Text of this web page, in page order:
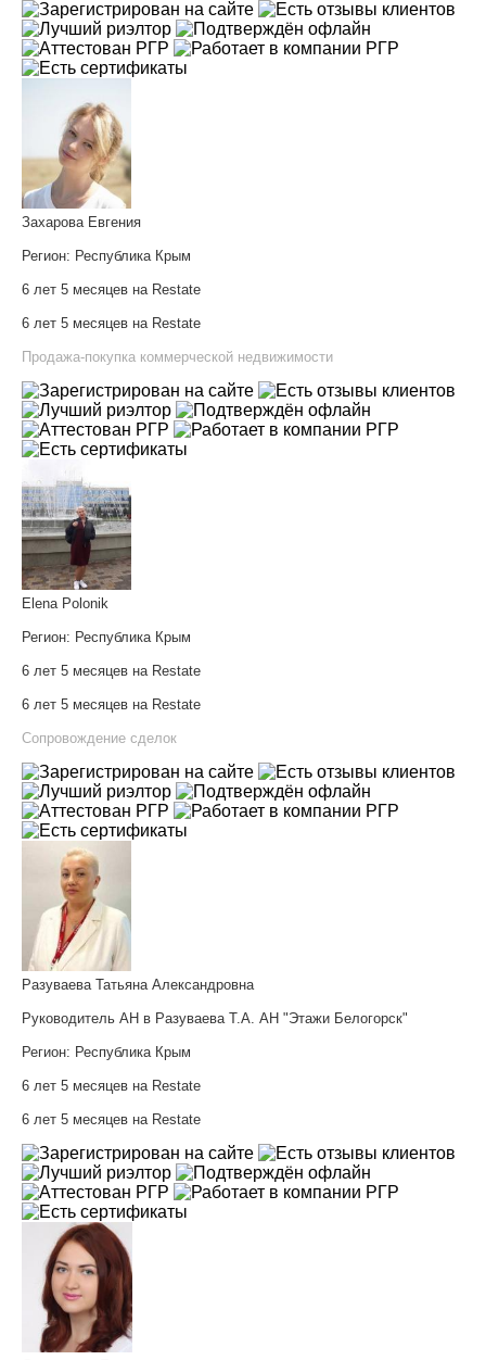
Захарова Евгения
Регион: Республика Крым
6 лет 5 месяцев на Restate
6 лет 5 месяцев на Restate
Продажа-покупка коммерческой недвижимости
Elena Polonik
Регион: Республика Крым
6 лет 5 месяцев на Restate
6 лет 5 месяцев на Restate
Сопровождение сделок
Разуваева Татьяна Александровна
Руководитель АН в Разуваева Т.А. АН "Этажи Белогорск"
Регион: Республика Крым
6 лет 5 месяцев на Restate
6 лет 5 месяцев на Restate